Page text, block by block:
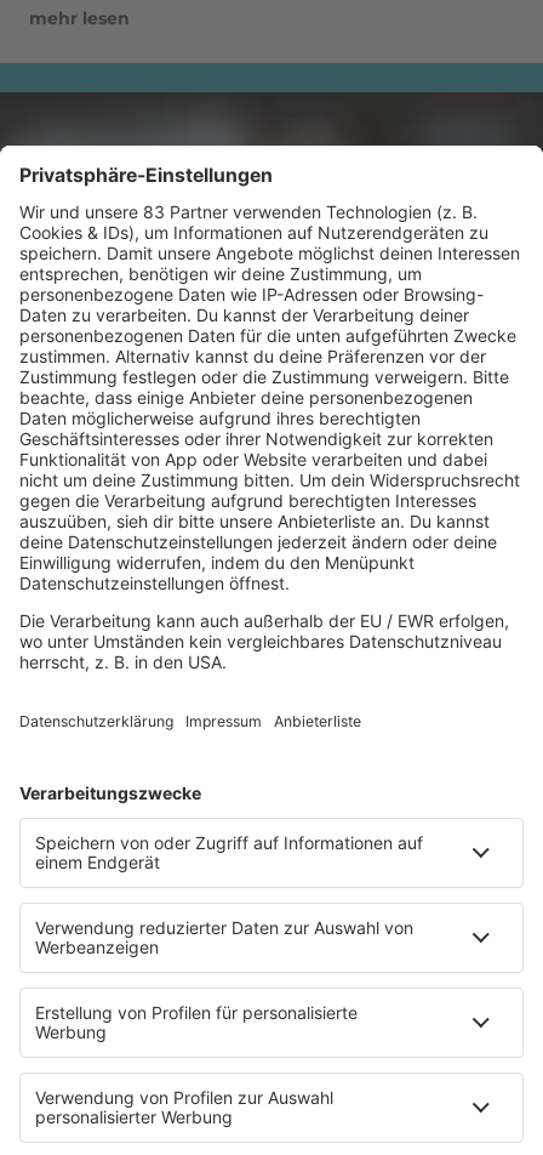
mehr lesen
1984
Depeche Mode "Master And
Servant"
Im Text von "Master And Servant" geht es um
sexuelle Praktiken der Unterwerfung, was in
den 80s noch zu deutlicher Kritik Anlass bot.
Sender
80s80s Sendeplan
Empfang
Podcast
The Story / 80s80s
Peters Pop Stories - Der Podcast